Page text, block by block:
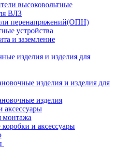
высоковольтные
ВЛЗ
перенапряжений(ОПН)
устройства
и заземление
изделия и изделия для
изделия и изделия для
изделия
аксессуары
монтажа
и аксессуары